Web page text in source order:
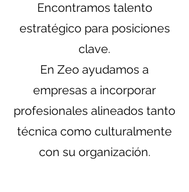
Encontramos talento
estratégico para posiciones
clave.
En Zeo ayudamos a
empresas a incorporar
profesionales alineados tanto
técnica como culturalmente
con su organización.